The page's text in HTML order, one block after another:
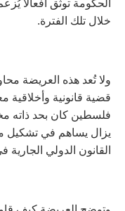
الحكومة توثق أفعالاً
خلال تلك الفترة.
ولا تُعد هذه العريضة
قضية قانونية وأخلاقية
فلسطين كان بحد ذاته
يزال يساهم في تشكيل
القانون الدولي